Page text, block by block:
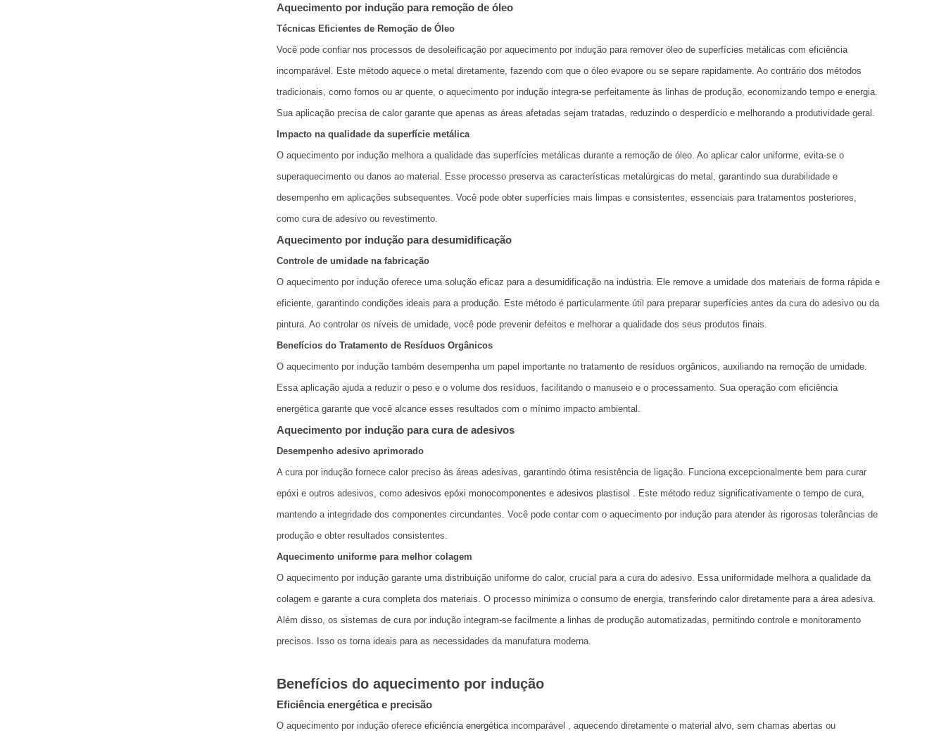
Aquecimento por indução para remoção de óleo
Técnicas Eficientes de Remoção de Óleo
Você pode confiar nos processos de desoleificação por aquecimento por indução para remover óleo de superfícies metálicas com eficiência
incomparável. Este método aquece o metal diretamente, fazendo com que o óleo evapore ou se separe rapidamente. Ao contrário dos métodos
tradicionais, como fornos ou ar quente, o aquecimento por indução integra-se perfeitamente às linhas de produção, economizando tempo e energia.
Sua aplicação precisa de calor garante que apenas as áreas afetadas sejam tratadas, reduzindo o desperdício e melhorando a produtividade geral.
Impacto na qualidade da superfície metálica
O aquecimento por indução melhora a qualidade das superfícies metálicas durante a remoção de óleo. Ao aplicar calor uniforme, evita-se o
superaquecimento ou danos ao material. Esse processo preserva as características metalúrgicas do metal, garantindo sua durabilidade e
desempenho em aplicações subsequentes. Você pode obter superfícies mais limpas e consistentes, essenciais para tratamentos posteriores,
como cura de adesivo ou revestimento.
Aquecimento por indução para desumidificação
Controle de umidade na fabricação
O aquecimento por indução oferece uma solução eficaz para a desumidificação na indústria. Ele remove a umidade dos materiais de forma rápida e
eficiente, garantindo condições ideais para a produção. Este método é particularmente útil para preparar superfícies antes da cura do adesivo ou da
pintura. Ao controlar os níveis de umidade, você pode prevenir defeitos e melhorar a qualidade dos seus produtos finais.
Benefícios do Tratamento de Resíduos Orgânicos
O aquecimento por indução também desempenha um papel importante no tratamento de resíduos orgânicos, auxiliando na remoção de umidade.
Essa aplicação ajuda a reduzir o peso e o volume dos resíduos, facilitando o manuseio e o processamento. Sua operação com eficiência
energética garante que você alcance esses resultados com o mínimo impacto ambiental.
Aquecimento por indução para cura de adesivos
Desempenho adesivo aprimorado
A cura por indução fornece calor preciso às áreas adesivas, garantindo ótima resistência de ligação. Funciona excepcionalmente bem para curar
epóxi e outros adesivos, como adesivos epóxi monocomponentes e adesivos plastisol
. Este método reduz significativamente o tempo de cura,
mantendo a integridade dos componentes circundantes. Você pode contar com o aquecimento por indução para atender às rigorosas tolerâncias de
produção e obter resultados consistentes.
Aquecimento uniforme para melhor colagem
O aquecimento por indução garante uma distribuição uniforme do calor, crucial para a cura do adesivo. Essa uniformidade melhora a qualidade da
colagem e garante a cura completa dos materiais. O processo minimiza o consumo de energia, transferindo calor diretamente para a área adesiva.
Além disso, os sistemas de cura por indução integram-se facilmente a linhas de produção automatizadas, permitindo controle e monitoramento
precisos. Isso os torna ideais para as necessidades da manufatura moderna.
Benefícios do aquecimento por indução
Eficiência energética e precisão
O aquecimento por indução oferece eficiência energéticaincomparável
, aquecendo diretamente o material alvo, sem chamas abertas ou